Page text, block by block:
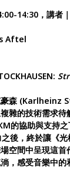
14:30，講者
Aftel
森 (Karlheinz
雜的技術需求
的協助與支持
後，終於讓《
空間中呈現這
，感受音樂中的